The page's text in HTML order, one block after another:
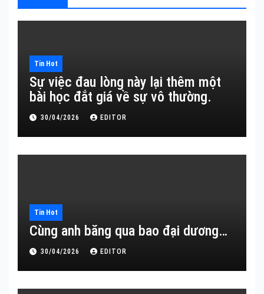
Tin Hot
Sự việc đau lòng này lại thêm một
bài học đắt giá về sự vô thường.
30/04/2026 EDITOR
Tin Hot
Cùng anh băng qua bao đại dương…
30/04/2026 EDITOR